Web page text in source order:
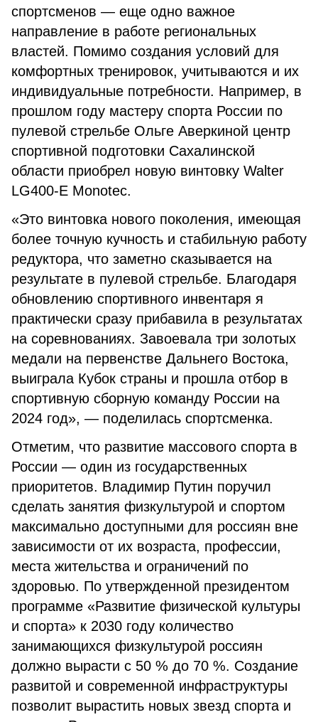
спортсменов — еще одно важное
направление в работе региональных
властей. Помимо создания условий для
комфортных тренировок, учитываются и их
индивидуальные потребности. Например, в
прошлом году мастеру спорта России по
пулевой стрельбе Ольге Аверкиной центр
спортивной подготовки Сахалинской
области приобрел новую винтовку Walter
LG400-E Monotec.
«Это винтовка нового поколения, имеющая
более точную кучность и стабильную работу
редуктора, что заметно сказывается на
результате в пулевой стрельбе. Благодаря
обновлению спортивного инвентаря я
практически сразу прибавила в результатах
на соревнованиях. Завоевала три золотых
медали на первенстве Дальнего Востока,
выиграла Кубок страны и прошла отбор в
спортивную сборную команду России на
2024 год», — поделилась спортсменка.
Отметим, что развитие массового спорта в
России — один из государственных
приоритетов. Владимир Путин поручил
сделать занятия физкультурой и спортом
максимально доступными для россиян вне
зависимости от их возраста, профессии,
места жительства и ограничений по
здоровью. По утвержденной президентом
программе «Развитие физической культуры
и спорта» к 2030 году количество
занимающихся физкультурой россиян
должно вырасти с 50 % до 70 %. Создание
развитой и современной инфраструктуры
позволит вырастить новых звезд спорта и